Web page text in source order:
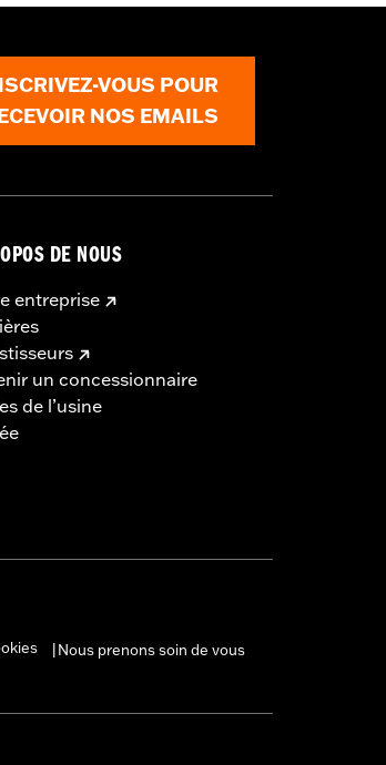
VOUS POUR
NOS EMAILS
DE NOUS
entreprise
un concessionnaire
de l’usine
Nous prenons soin de vous